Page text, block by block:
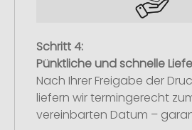
Schritt 4:
Pünktliche und schnelle
Nach Ihrer Freigabe der
liefern wir termingerecht
vereinbarten Datum –